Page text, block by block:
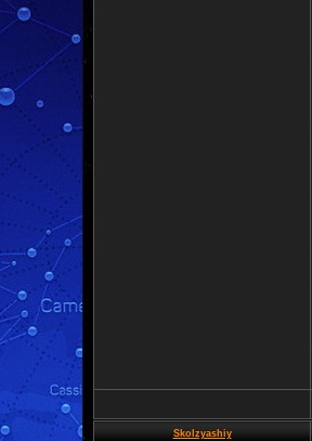
Skolzyashiy